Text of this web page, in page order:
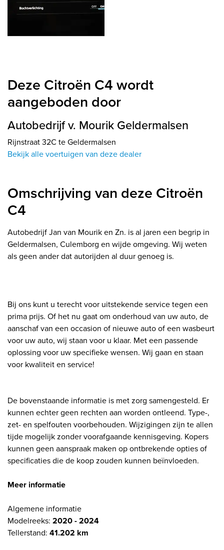
Deze Citroën C4 wordt
aangeboden door
Autobedrijf v. Mourik Geldermalsen
Rijnstraat 32C te Geldermalsen
Bekijk alle voertuigen van deze dealer
Omschrijving van deze Citroën
C4
Autobedrijf Jan van Mourik en Zn. is al jaren een begrip in
Geldermalsen, Culemborg en wijde omgeving. Wij weten
als geen ander dat autorijden al duur genoeg is.
Bij ons kunt u terecht voor uitstekende service tegen een
prima prijs. Of het nu gaat om onderhoud van uw auto, de
aanschaf van een occasion of nieuwe auto of een wasbeurt
voor uw auto, wij staan voor u klaar. Met een passende
oplossing voor uw specifieke wensen. Wij gaan en staan
voor kwaliteit en service!
De bovenstaande informatie is met zorg samengesteld. Er
kunnen echter geen rechten aan worden ontleend. Type-,
zet- en spelfouten voorbehouden. Wijzigingen zijn te allen
tijde mogelijk zonder voorafgaande kennisgeving. Kopers
kunnen geen aanspraak maken op ontbrekende opties of
specificaties die de koop zouden kunnen beïnvloeden.
Meer informatie
Algemene informatie
Modelreeks: 2020 - 2024
Tellerstand: 41.202 km